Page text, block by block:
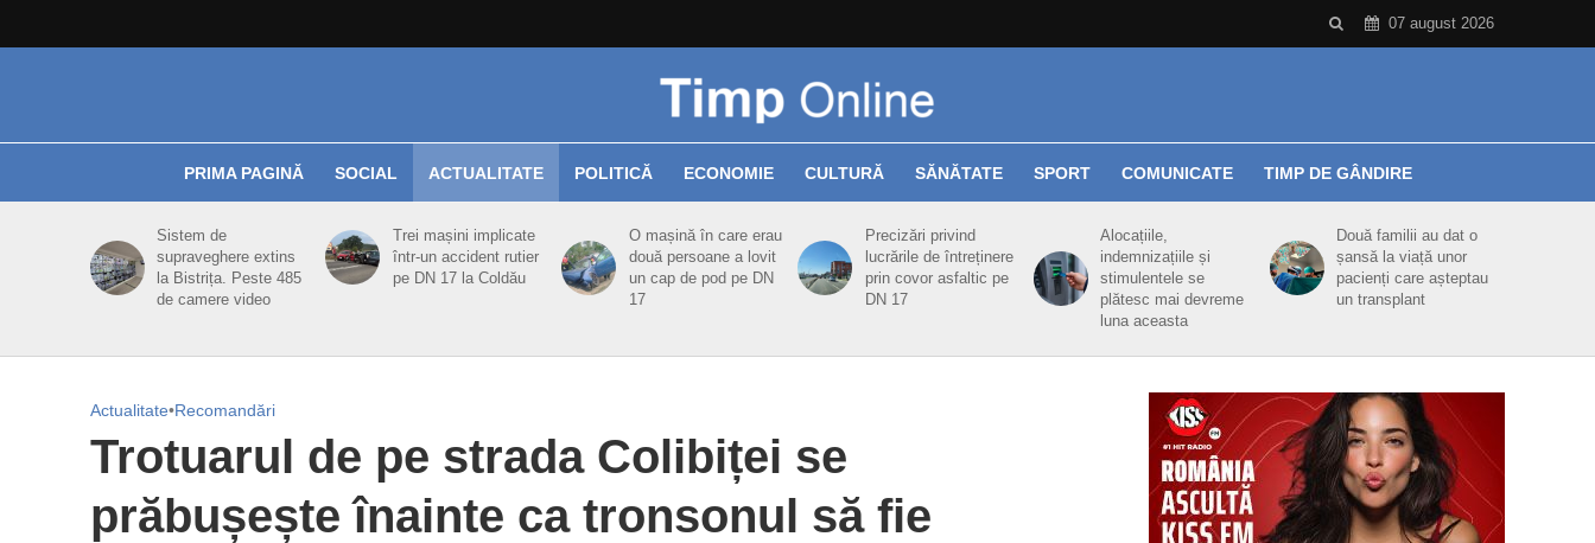
07 august 2026
PRIMA PAGINĂ SOCIAL ACTUALITATE POLITICĂ ECONOMIE CULTURĂ SĂNĂTATE SPORT COMUNICATE TIMP DE GÂNDIRE
Sistem de
supraveghere extins
la Bistrița. Peste 485
de camere video
Trei mașini implicate
într-un accident rutier
pe DN 17 la Coldău
O mașină în care erau
două persoane a lovit
un cap de pod pe DN
17
Precizări privind
lucrările de întreținere
prin covor asfaltic pe
DN 17
Alocațiile,
indemnizațiile și
stimulentele se
plătesc mai devreme
luna aceasta
Două familii au dat o
șansă la viață unor
pacienți care așteptau
un transplant
Actualitate•Recomandări
Trotuarul de pe strada Colibiței se
prăbușește înainte ca tronsonul să fie